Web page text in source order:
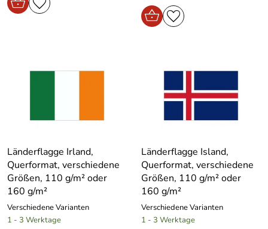
Länderflagge Irland,
Querformat, verschiedene
Größen, 110 g/m² oder
160 g/m²
Verschiedene Varianten
1 - 3 Werktage
Länderflagge Island,
Querformat, verschiedene
Größen, 110 g/m² oder
160 g/m²
Verschiedene Varianten
1 - 3 Werktage